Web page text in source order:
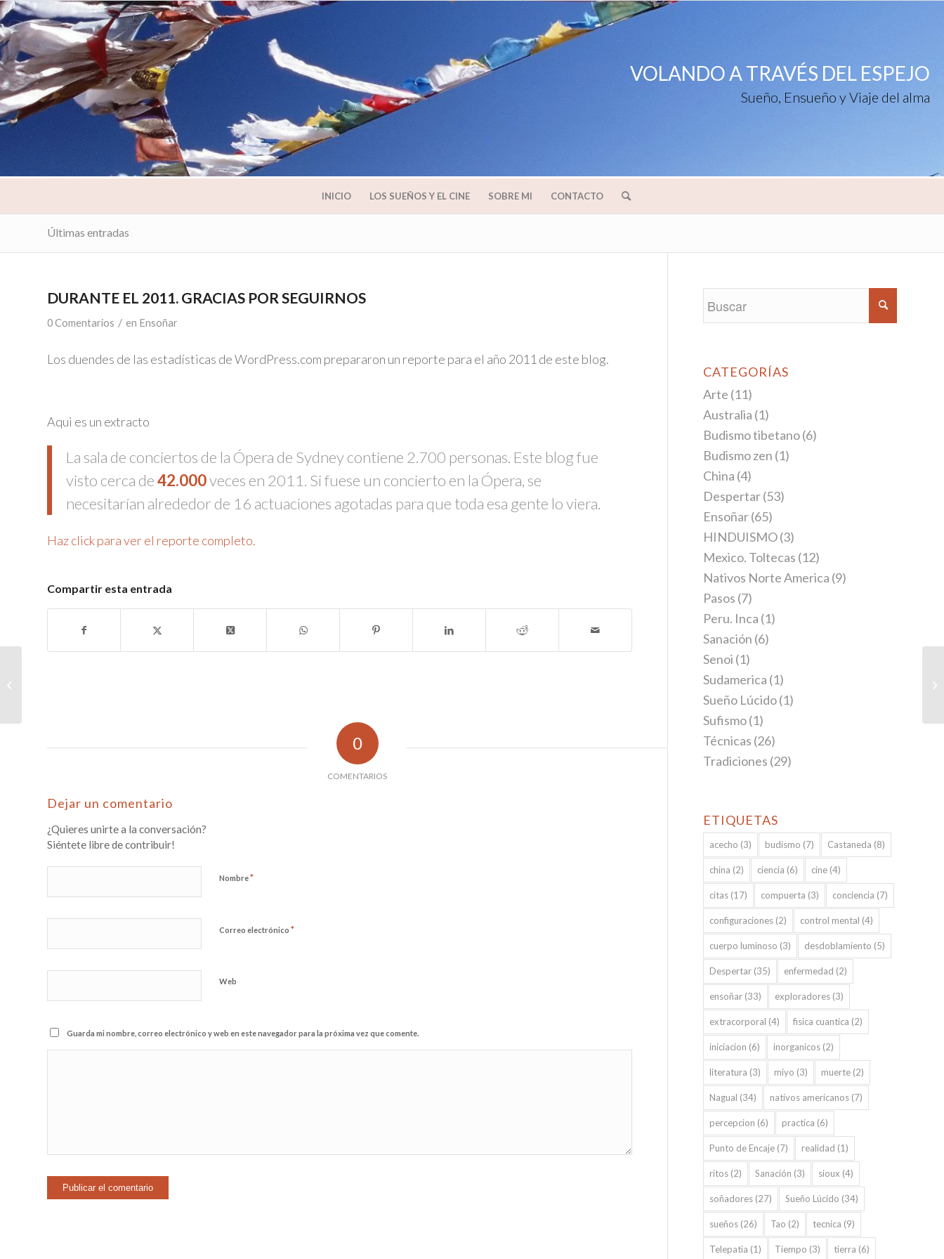
INICIO LOS SUEÑOS Y EL CINE SOBRE MI CONTACTO
VOLANDO A TRAVÉS DEL ESPEJO
Sueño, Ensueño y Viaje del alma
Últimas entradas
DURANTE EL 2011. GRACIAS POR SEGUIRNOS
0 Comentarios / en Ensoñar
Los duendes de las estadísticas de WordPress.com prepararon un reporte para el año 2011 de este blog.
Aqui es un extracto
La sala de conciertos de la Ópera de Sydney contiene 2.700 personas. Este blog fue
visto cerca de42.000veces en 2011. Si fuese un concierto en la Ópera, se
necesitarían alrededor de 16 actuaciones agotadas para que toda esa gente lo viera.
Haz click para ver el reporte completo.
Compartir esta entrada
0
COMENTARIOS
Dejar un comentario
¿Quieres unirte a la conversación?
Siéntete libre de contribuir!
Nombre*
Correo electrónico *
Web
Guarda mi nombre, correo electrónico y web en este navegador para la próxima vez que comente.
CATEGORÍAS
Arte (11)
Australia (1)
Budismo tibetano(6)
Budismo zen (1)
China (4)
Despertar(53)
Ensoñar(65)
HINDUISMO(3)
Mexico. Toltecas (12)
Nativos Norte America (9)
Pasos (7)
Peru. Inca (1)
Sanación (6)
Senoi (1)
Sudamerica (1)
Sueño Lúcido(1)
Sufismo(1)
Técnicas (26)
Tradiciones (29)
ETIQUETAS
acecho (3) budismo (7) Castaneda (8)
china (2) ciencia (6) cine (4)
citas (17) compuerta (3) conciencia (7)
configuraciones (2) control mental (4)
cuerpo luminoso (3) desdoblamiento (5)
Despertar (35) enfermedad (2)
ensoñar (33) exploradores (3)
extracorporal (4) fisica cuantica (2)
iniciacion (6) inorganicos (2)
literatura (3) miyo (3) muerte (2)
Nagual (34) nativos americanos (7)
percepcion (6) practica (6)
Punto de Encaje (7) realidad (1)
ritos (2) Sanación (3) sioux (4)
soñadores (27) Sueño Lúcido (34)
sueños (26) Tao (2) tecnica (9)
Telepatia (1) Tiempo (3) tierra (6)